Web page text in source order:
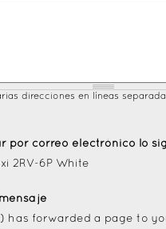
direcciones en líneas
por correo electrónico lo
2RV-6P White
has forwarded a page to